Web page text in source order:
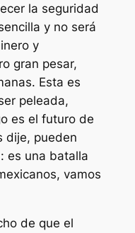
la seguridad
y no será
y
gran pesar,
Esta es
peleada,
es el futuro de
dije, pueden
es una batalla
vamos
de que el